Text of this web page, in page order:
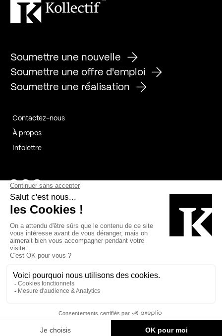
Soumettre une nouvelle
Soumettre une offre d'emploi
Soumettre une réalisation
Contactez-nous
À propos
Infolettre
Page Facebook de Kollectif
Page Instagram de Kollectif
Page Linkedin de Kollectif
Bâtiment-Durable-Québec-1
Esquisses-1
MP-1 v2com-1
Cookies